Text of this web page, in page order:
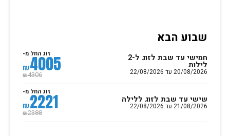
שבוע הבא
חמישי עד שבת לזוג ל-2
לילות
20/08/2026 עד 22/08/2026
זוג החל מ-
₪4005
₪4306
שישי עד שבת לזוג ללילה
21/08/2026 עד 22/08/2026
זוג החל מ-
₪2221
₪2388